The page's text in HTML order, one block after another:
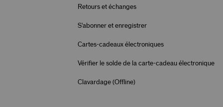
Retours et échanges
S'abonner et enregistrer
Cartes-cadeaux électroniques
Vérifier le solde de la carte-cadeau électronique
Clavardage (Offline)